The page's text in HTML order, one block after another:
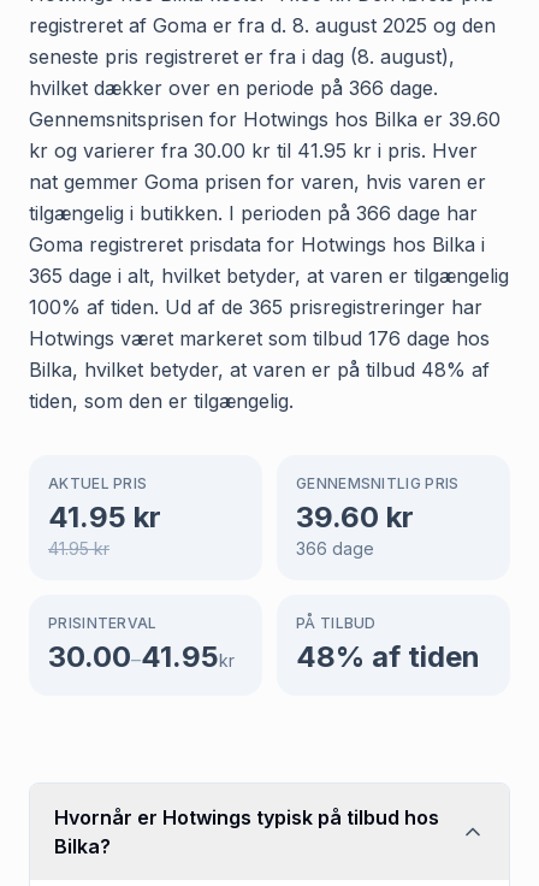
registreret af Goma er fra d. 8. august 2025 og den
seneste pris registreret er fra i dag (8. august),
hvilket dækker over en periode på 366 dage.
Gennemsnitsprisen for Hotwings hos Bilka er 39.60
kr og varierer fra 30.00 kr til 41.95 kr i pris. Hver
nat gemmer Goma prisen for varen, hvis varen er
tilgængelig i butikken. I perioden på 366 dage har
Goma registreret prisdata for Hotwings hos Bilka i
365 dage i alt, hvilket betyder, at varen er tilgængelig
100% af tiden. Ud af de 365 prisregistreringer har
Hotwings været markeret som tilbud 176 dage hos
Bilka, hvilket betyder, at varen er på tilbud 48% af
tiden, som den er tilgængelig.
AKTUEL PRIS
41.95 kr
41.95kr
GENNEMSNITLIG PRIS
39.60 kr
366 dage
PRISINTERVAL
30.00–41.95kr
PÅ TILBUD
48% af tiden
Hvornår er Hotwings typisk på tilbud hos
Bilka?